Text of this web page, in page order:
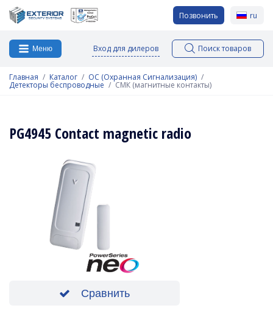
Позвонить ru
Меню Вход для дилеров Поиск товаров
Главная Каталог ОС (Охранная Сигнализация)
Детекторы беспроводные СМК (магнитные контакты)
PG4945 Contact magnetic radio
Сравнить